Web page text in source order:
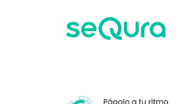
Solid
Surface